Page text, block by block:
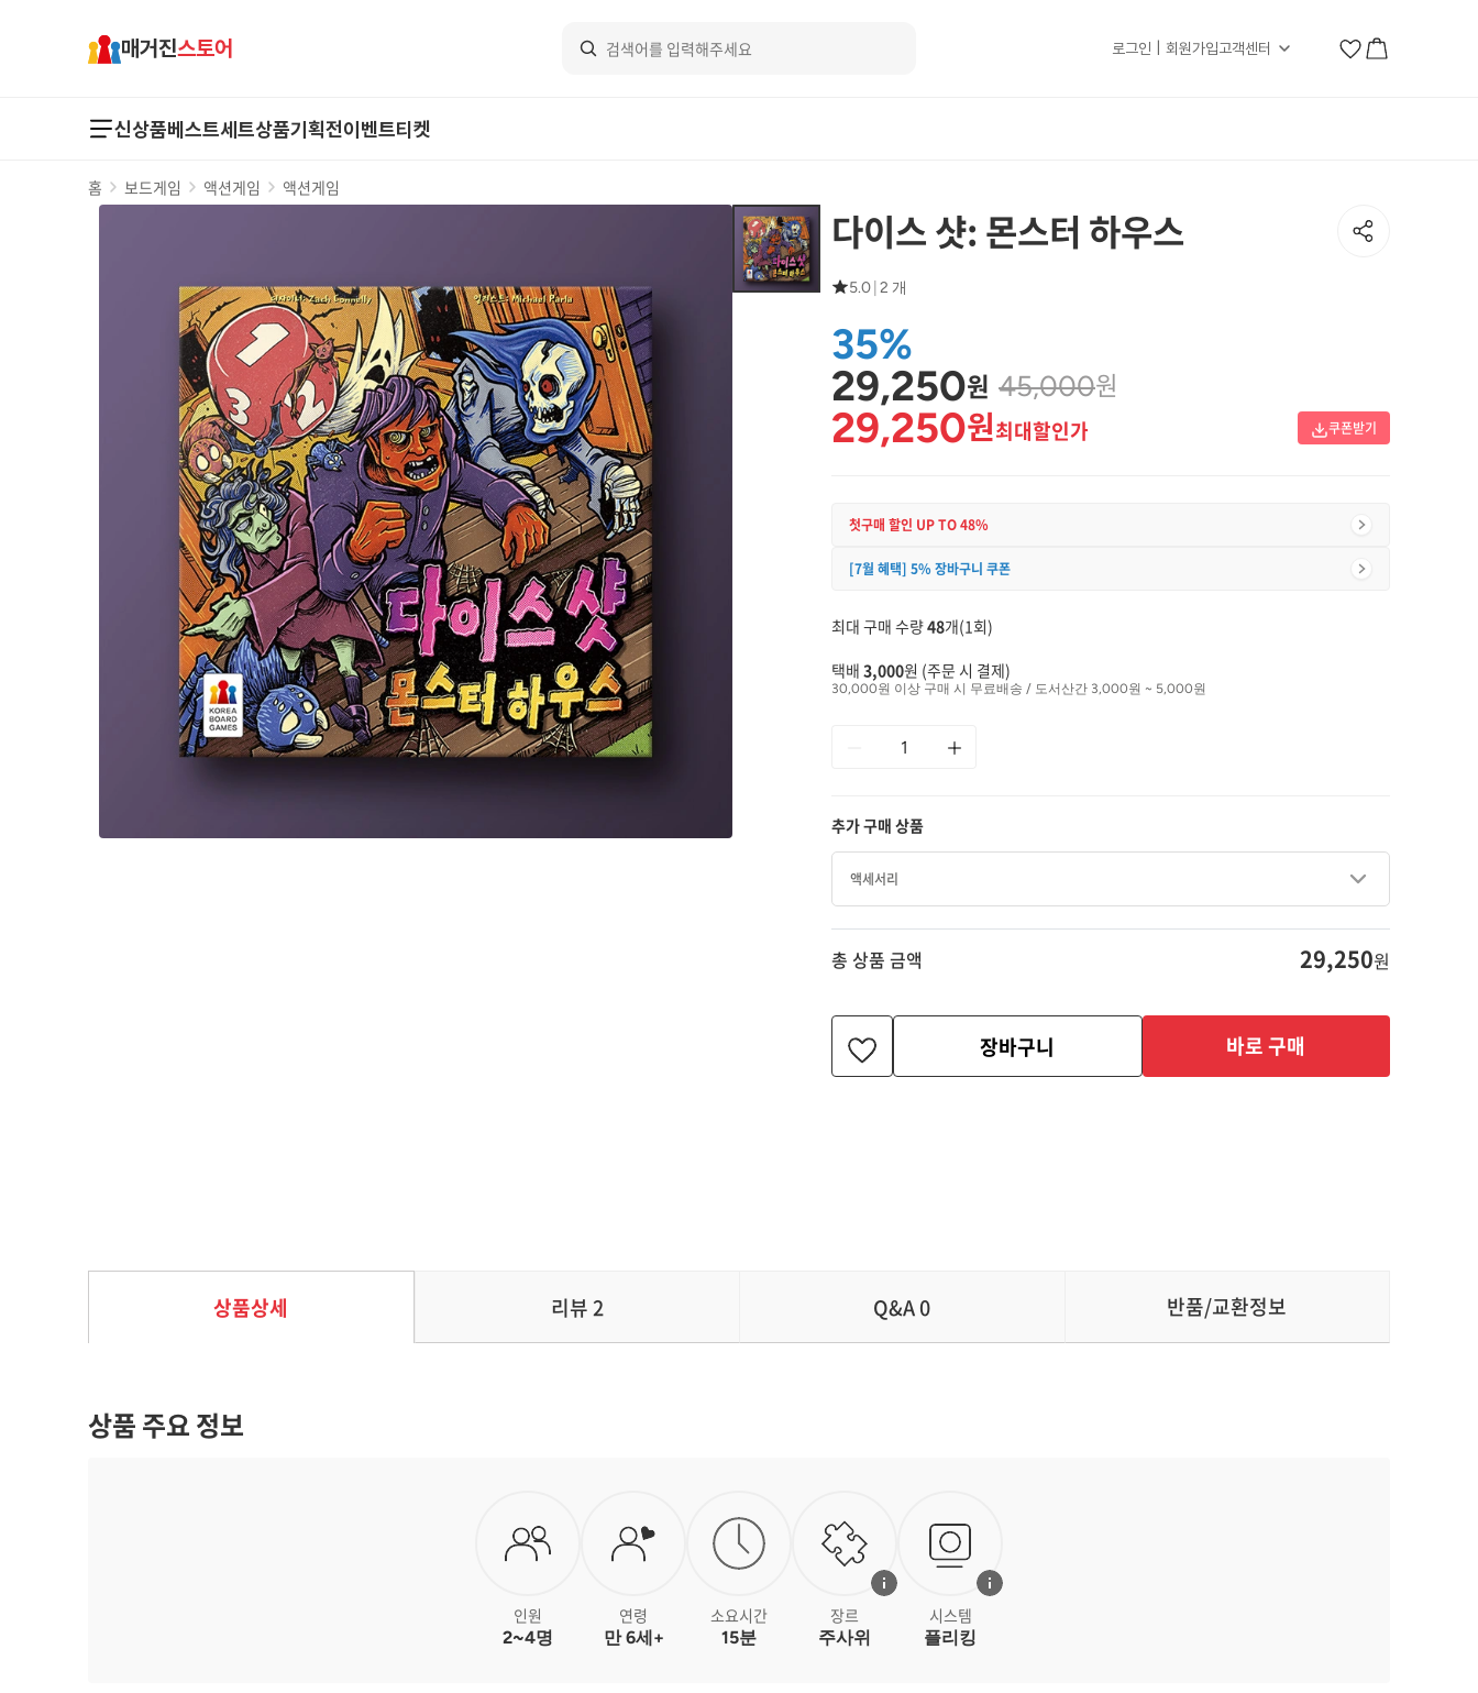
매거진스토어 로그인 | 회원가입고객센터
신상품베스트세트상품기획전이벤트티켓
홈 보드게임 액션게임 액션게임
다이스 샷: 몬스터 하우스
5.0 2 개
35%
29,250원 45,000원
29,250원최대할인가 쿠폰받기
첫구매 할인 UP TO 48%
[7월 혜택] 5% 장바구니 쿠폰
최대 구매 수량48개(1회)
택배 3,000원 (주문 시 결제)
30,000원 이상 구매 시 무료배송 / 도서산간 3,000원 ~ 5,000원
추가 구매 상품
액세서리
총 상품 금액 29,250원
장바구니 바로 구매
상품상세 리뷰2 Q&A0 반품/교환정보
상품 주요 정보
인원
2~4명
연령
만 6세+
소요시간
15분
장르
주사위
시스템
플리킹